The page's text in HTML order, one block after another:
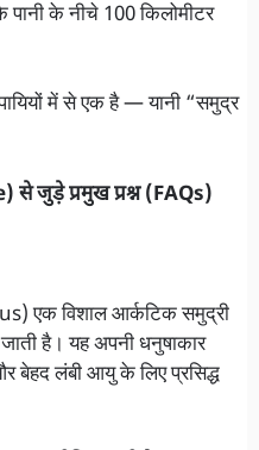
के नीचे 100 किलोमीटर
में से एक है — यानी “समुद्र
जुड़े प्रमुख प्रश्न (FAQs)
एक विशाल आर्कटिक समुद्री
है। यह अपनी धनुषाकार
बेहद लंबी आयु के लिए प्रसिद्ध